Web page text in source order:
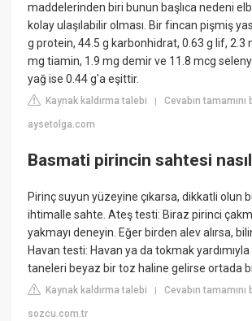
maddelerinden biri bunun başlıca nedeni
kolay ulaşılabilir olması. Bir fincan pişmiş
g protein, 44.5 g karbonhidrat, 0.63 g lif, 2.3
mg tiamin, 1.9 mg demir ve 11.8 mcg
yağ ise 0.44 g'a eşittir.
Kaynak kaldırma talebi |Cevabın
aysetolga.com
Basmati pirincin sahtesi nasıl
Pirinç suyun yüzeyine çıkarsa, dikkatli olun
ihtimalle sahte. Ateş testi: Biraz pirinci
yakmayı deneyin. Eğer birden alev alırsa,
Havan testi: Havan ya da tokmak
taneleri beyaz bir toz haline gelirse ortada
Kaynak kaldırma talebi |Cevabın
sozcu.com.tr